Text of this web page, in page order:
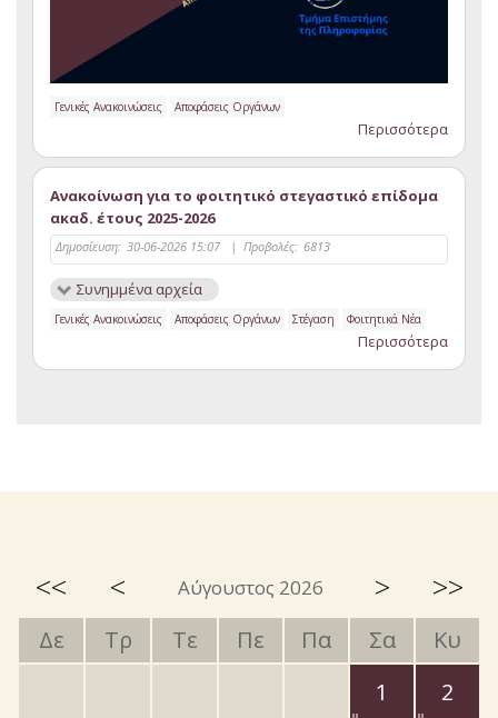
Γενικές Ανακοινώσεις Αποφάσεις Οργάνων
Περισσότερα
Ανακοίνωση για το φοιτητικό στεγαστικό επίδομα
ακαδ. έτους 2025-2026
Δημοσίευση: 30-06-2026 15:07 | Προβολές: 6813
Συνημμένα αρχεία
Γενικές Ανακοινώσεις Αποφάσεις Οργάνων Στέγαση Φοιτητικά Νέα
Περισσότερα
<< < Αύγουστος 2026 > >>
Δε Τρ Τε Πε Πα Σα
Κυ
1
2